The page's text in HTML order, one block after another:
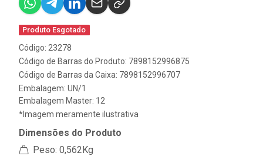
Produto Esgotado
Código: 23278
Código de Barras do Produto: 7898152996875
Código de Barras da Caixa: 7898152996707
Embalagem: UN/1
Embalagem Master: 12
*Imagem meramente ilustrativa
Dimensões do Produto
Peso: 0,562Kg